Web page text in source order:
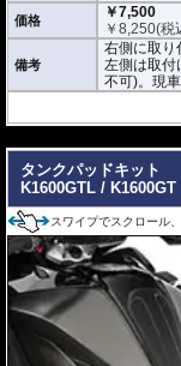
価格
￥7,500
￥8,250(税
備考
右側に取り
左側は取付
不可)。現
タンクパッドキット
K1600GTL /
スワイプでスクロール